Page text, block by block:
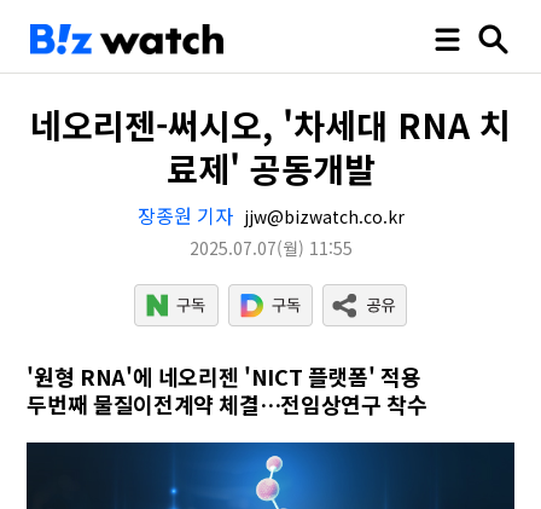
네오리젠-써시오, '차세대 RNA 치
료제' 공동개발
장종원 기자 jjw@bizwatch.co.kr
2025.07.07(월) 11:55
'원형 RNA'에 네오리젠 'NICT 플랫폼' 적용
두번째 물질이전계약 체결…전임상연구 착수